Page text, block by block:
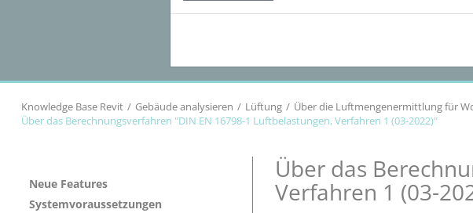
Knowledge Base Revit Gebäude analysieren Lüftung
Über die Luftmengenermittlung für
Über das Berechnungsverfahren "DIN EN 16798-1 Luftbelastungen, Verfahren 1 (03-2022)"
Neue Features
Systemvoraussetzungen
Über das
Verfahren 1 (03-